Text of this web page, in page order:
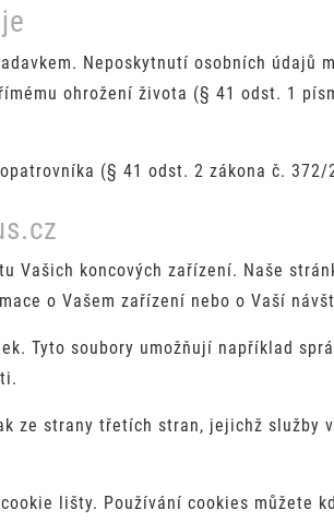
Neposkytnutí osobních údajů
ohrožení života (§ 41 odst. 1
(§ 41 odst. 2 zákona č. 372/
Vašich koncových zařízení. Naše
o Vašem zařízení nebo o Vaší
Tyto soubory umožňují například
ze strany třetích stran, jejichž služby
lišty. Používání cookies můžete